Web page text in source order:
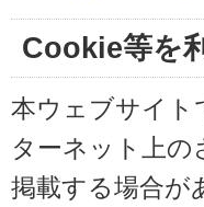
Cookie等を
本ウェブサイト
ターネット上
掲載する場合が